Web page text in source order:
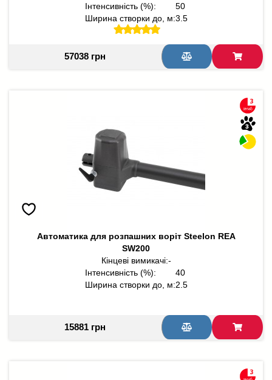
Інтенсивність (%):
50
Ширина створки до, м:3.5
57038 грн
Автоматика для розпашних воріт Steelon REA
SW200
Кінцеві вимикачі:-
Інтенсивність (%):
40
Ширина створки до, м:2.5
15881 грн